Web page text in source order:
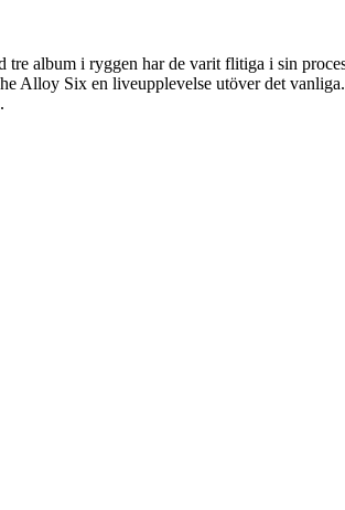
album i ryggen har de varit flitiga i sin
Alloy Six en liveupplevelse utöver det